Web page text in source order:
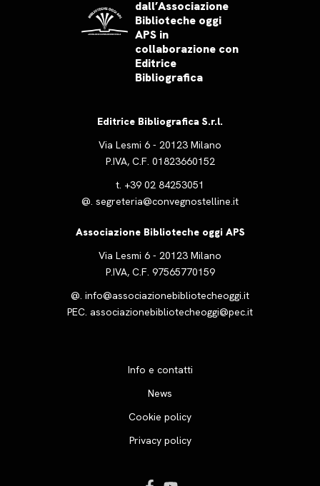
dall’Associazione
Biblioteche oggi
APS in
collaborazione con
Editrice
Bibliografica
Editrice Bibliografica S.r.l.
Via Lesmi 6 - 20123 Milano
P.IVA, C.F. 01823660152
t. +39 02 84253051
@. segreteria@convegnostelline.it
Associazione Biblioteche oggi APS
Via Lesmi 6 - 20123 Milano
P.IVA, C.F. 97565770159
@. info@associazionebibliotecheoggi.it
PEC. associazionebibliotecheoggi@pec.it
Info e contatti
News
Cookie policy
Privacy policy